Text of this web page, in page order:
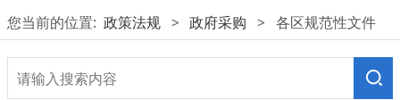
您当前的位置: 政策法规 > 政府采购 > 各区规范性文件